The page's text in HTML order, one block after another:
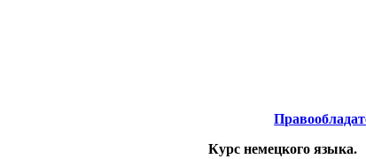
Курс немецкого языка.